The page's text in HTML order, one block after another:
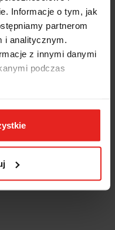
Informacje o tym, jak
partnerom
i analitycznym.
z innymi danymi
podczas